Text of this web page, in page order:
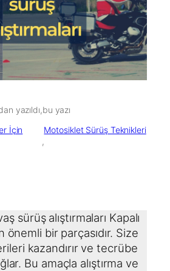
yazıldı,bu yazı
İçin
Motosiklet Sürüş Teknikleri
sürüş alıştırmaları Kapalı
önemli bir parçasıdır. Size
kazandırır ve tecrübe
Bu amaçla alıştırma ve